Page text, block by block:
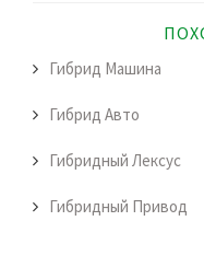
Гибрид Машина
Гибрид Авто
Гибридный Лексус
Гибридный Привод